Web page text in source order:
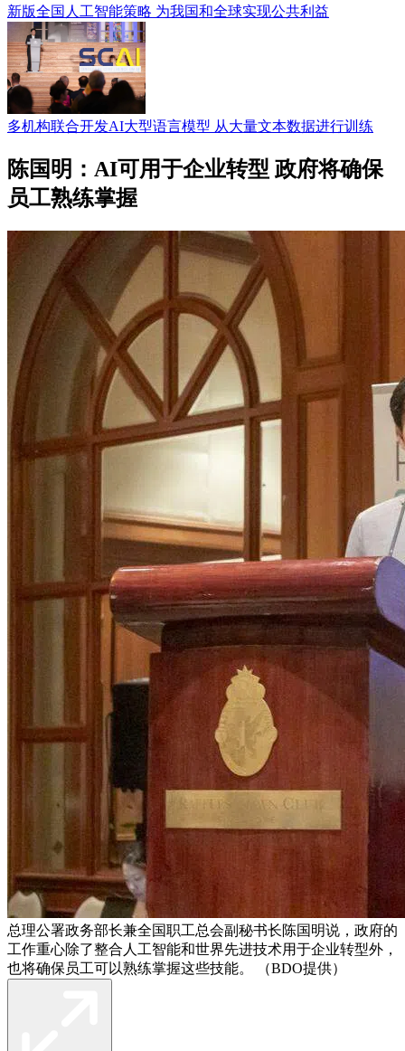
新版全国人工智能策略 为我国和全球实现公共利益
多机构联合开发AI大型语言模型 从大量文本数据进行训练
陈国明：AI可用于企业转型 政府将确保
员工熟练掌握
总理公署政务部长兼全国职工总会副秘书长陈国明说，政府的
工作重心除了整合人工智能和世界先进技术用于企业转型外，
也将确保员工可以熟练掌握这些技能。 （BDO提供）